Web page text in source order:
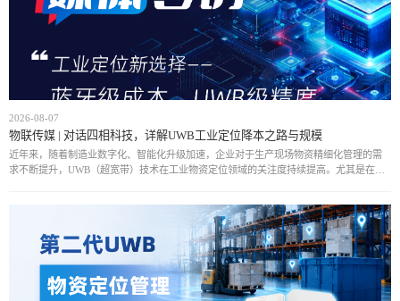
2026-08-07
物联传媒 | 对话四相科技，详解UWB工业定位降本之路与规模
近年来，随着制造业数字化、智能化升级加速，企业对于生产现场物资精细化管理的需
求不断提升，UWB（超宽带）技术在工业物资定位领域的关注度持续提高。尤其是在汽